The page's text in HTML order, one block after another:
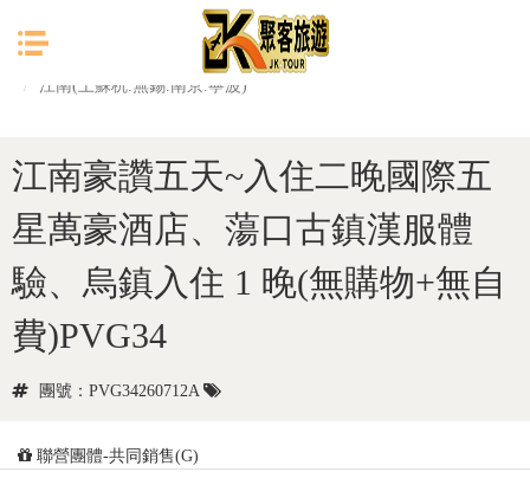
目前位置：
中國大陸(港、澳)
江南(上蘇杭.無錫.南京.寧波)
江南豪讚五天~入住二晚國際五
星萬豪酒店、蕩口古鎮漢服體
驗、烏鎮入住 1 晚(無購物+無自
費)PVG34
團號：PVG34260712A
聯營團體-共同銷售(G)